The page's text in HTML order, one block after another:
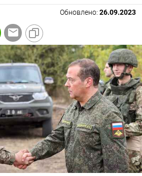
Обновлено: 26.09.2023